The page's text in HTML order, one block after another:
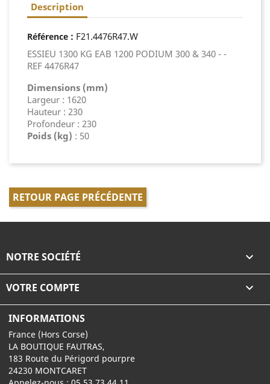
Description
Référence : F21.4476R47.W
ESSIEU 1300 KG EAB 1200 PODIUM 300 & 340 - -
REF 4476R47
Dimensions (mm)
Largeur : 1620
Hauteur : 230
Profondeur : 230
Poids (kg) : 50
RETOUR PAGE PRÉCÉDENTE
NOTRE SOCIÉTÉ 
VOTRE COMPTE 
INFORMATIONS
France (Hors Corse)
LA BOUTIQUE FAUTRAS,
183 Route du Périgord pourpre
24230 MONTCARET